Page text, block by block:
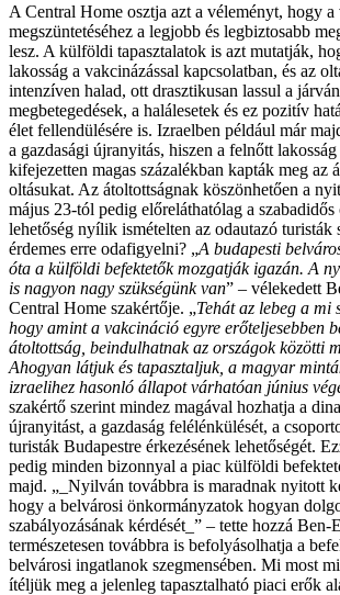
A Central Home osztja azt a véleményt, hogy a
megszüntetéséhez a legjobb és legbiztosabb
lesz. A külföldi tapasztalatok is azt mutatják,
lakosság a vakcinázással kapcsolatban, és az
intenzíven halad, ott drasztikusan lassul a
megbetegedések, a halálesetek és ez pozitív
élet fellendülésére is. Izraelben például már
a gazdasági újranyitás, hiszen a felnőtt
kifejezetten magas százalékban kapták meg az
oltásukat. Az átoltottságnak köszönhetően a
május 23-tól pedig előreláthatólag a szabadidős
lehetőség nyílik ismételten az odautazó turisták
érdemes erre odafigyelni? „A budapesti
óta a külföldi befektetők mozgatják igazán. A
is nagyon nagy szükségünk van” – vélekedett
Central Home szakértője. „Tehát az lebeg a mi
hogy amint a vakcináció egyre erőteljesebben
átoltottság, beindulhatnak az országok közötti
Ahogyan látjuk és tapasztaljuk, a magyar
izraelihez hasonló állapot várhatóan június
szakértő szerint mindez magával hozhatja a
újranyitást, a gazdaság felélénkülését, a
turisták Budapestre érkezésének lehetőségét.
pedig minden bizonnyal a piac külföldi
majd. „_Nyilván továbbra is maradnak nyitott
hogy a belvárosi önkormányzatok hogyan
szabályozásának kérdését_” – tette hozzá Ben-
természetesen továbbra is befolyásolhatja a
belvárosi ingatlanok szegmensében. Mi most
ítéljük meg a jelenleg tapasztalható piaci erők